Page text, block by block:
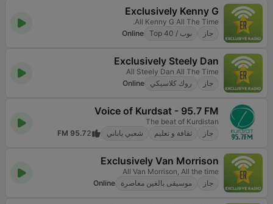
Exclusively Kenny G
All Kenny G All The Time.
جاز
بوب / Top 40 Online
Exclusively Steely Dan
All Steely Dan All The Time
جاز
روك كلاسيكي Online
Voice of Kurdsat - 95.7 FM
The beat of Kurdistan
جاز
ثقافة و تعليم شعبي ياباني 2
95.7 FM
Exclusively Van Morrison
All Van Morrison, All the time
جاز
موسيقى بالغين معاصرة Online